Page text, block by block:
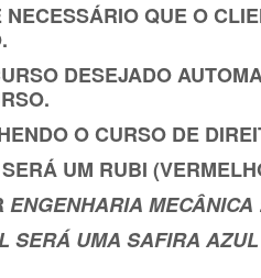
QUE O
DESEJADO
O CURSO DE
UM RUBI
ENGENHARIA MECÂNICA
SERÁ UMA SAFIRA